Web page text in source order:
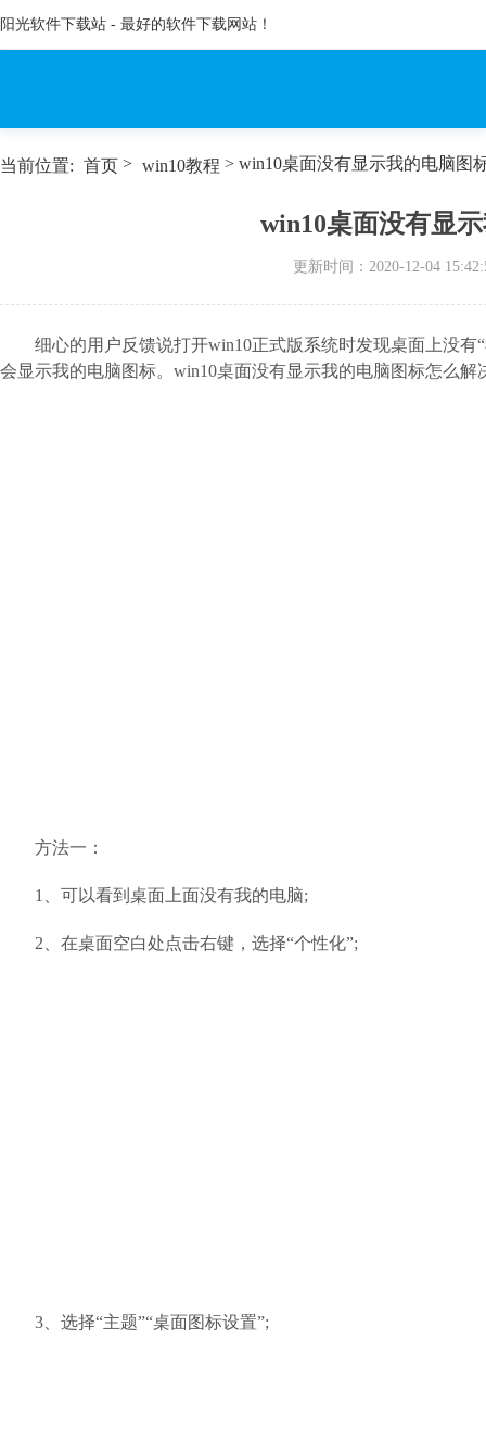
阳光软件下载站 - 最好的软件下载网站！
当前位置: 首页 > win10教程 > win10桌面没有显示我的电脑图
win10桌面没有显
更新时间： 2020-12-04
细心的用户反馈说打开win10正式版系统时发现桌面上没
会显示我的电脑图标。win10桌面没有显示我的电脑图标怎么
方法一：
1、可以看到桌面上面没有我的电脑;
2、在桌面空白处点击右键，选择“个性化”;
3、选择“主题”“桌面图标设置”;